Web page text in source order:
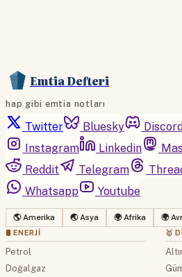
Emtia Defteri
hap gibi emtia notları
Twitter Bluesky Discord
Instagram
Linkedin
Reddit
Telegram
Whatsapp
Youtube
🌎 Amerika 🌏 Asya 🌍 Afrika 🌍
🛢 ENERJI
Petrol
Doğalgaz
🥇